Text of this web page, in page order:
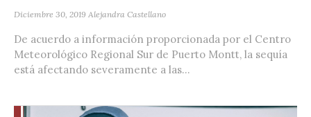
Diciembre 30, 2019 Alejandra Castellano
De acuerdo a información proporcionada por el Centro
Meteorológico Regional Sur de Puerto Montt, la sequía
está afectando severamente a las...